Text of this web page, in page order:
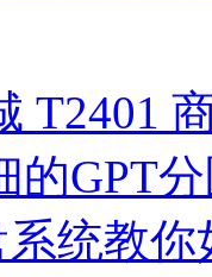
T2401
的GPT
统教你